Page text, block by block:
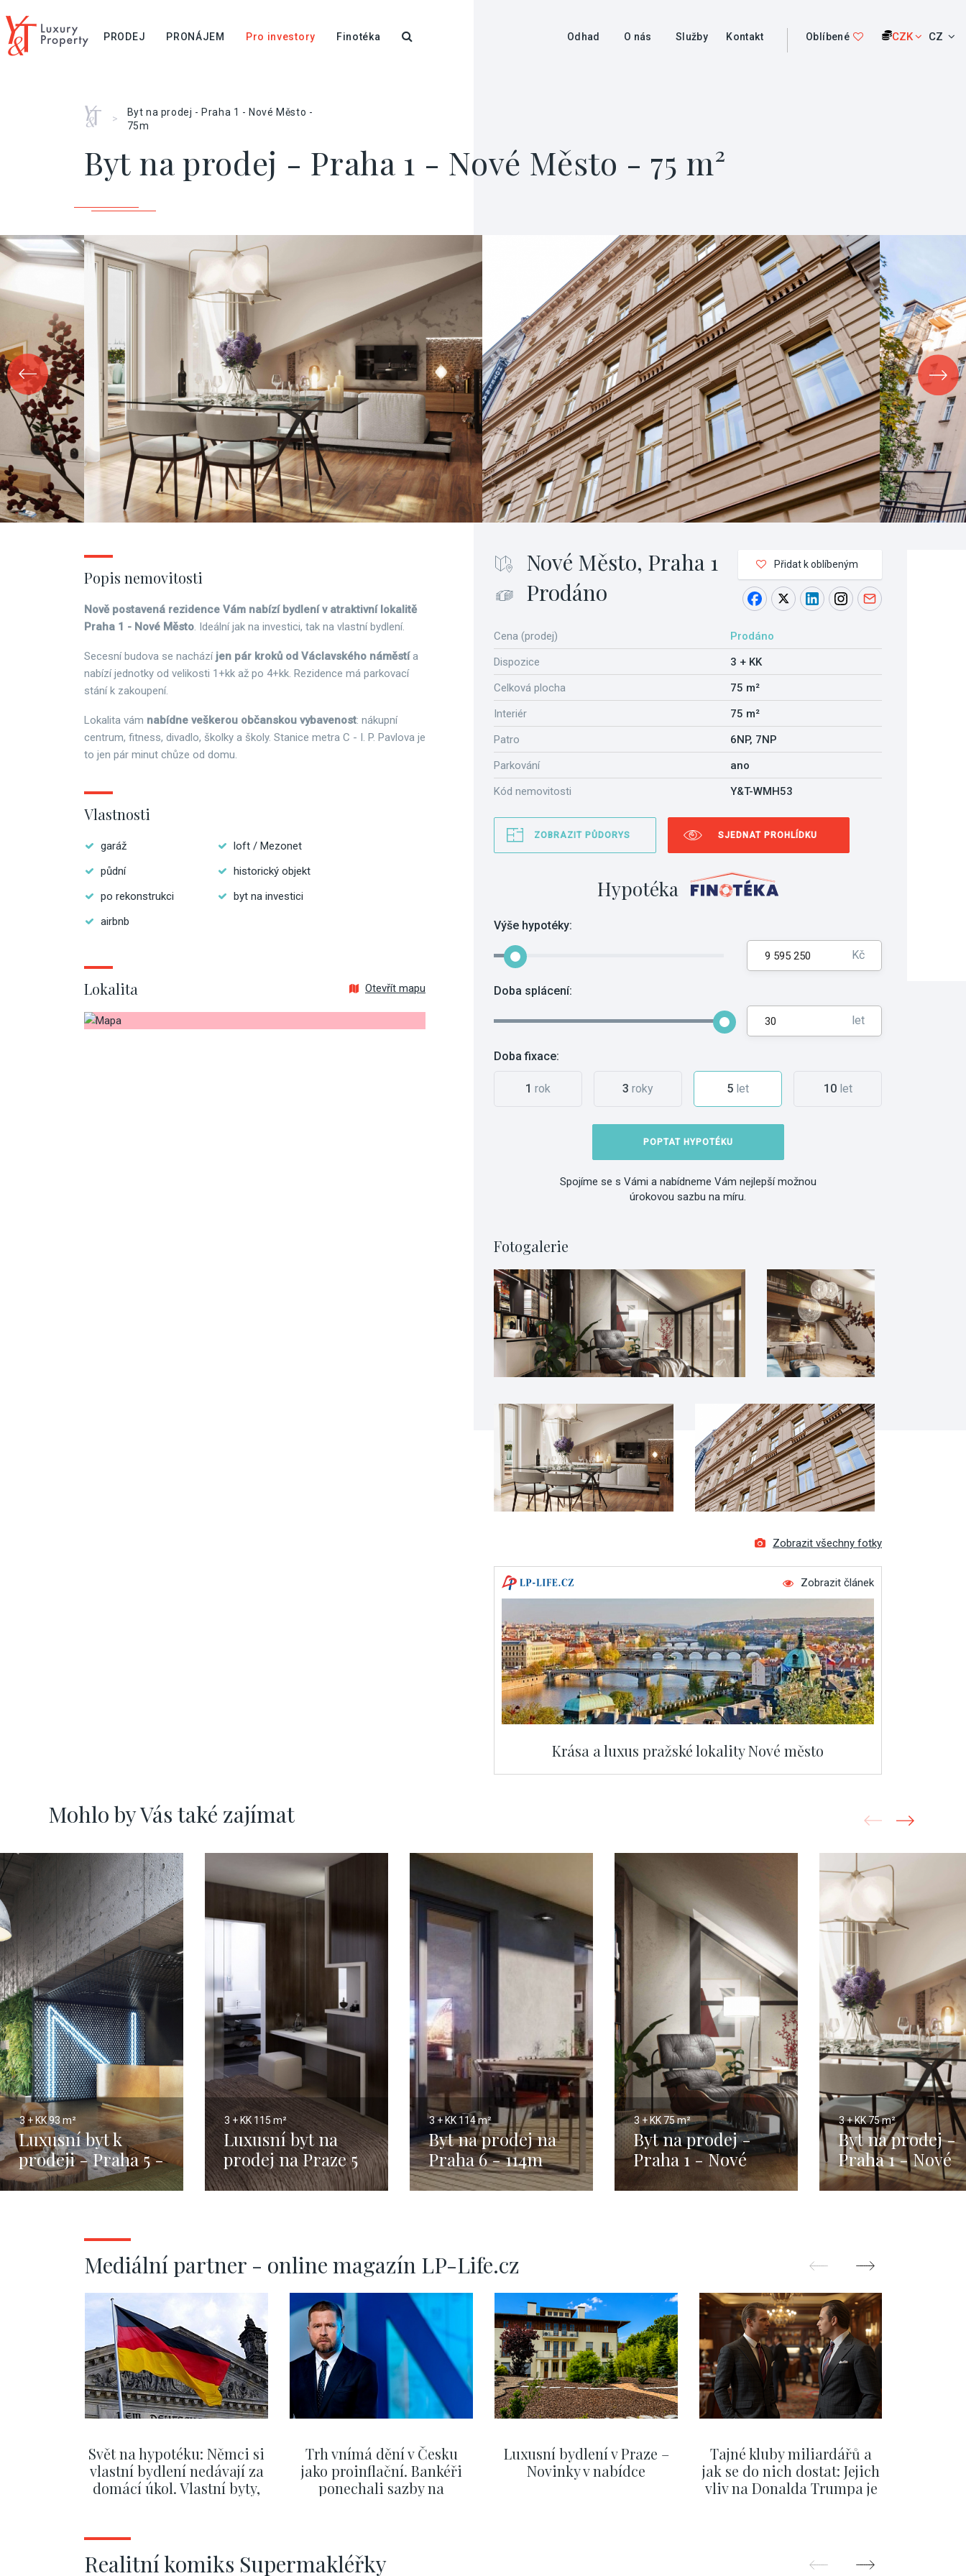
PRODEJ PRONÁJEM Pro investory Finotéka Odhad O nás Služby Kontakt Oblíbené CZK CZ
Home
>
Byt na prodej - Praha 1 - Nové Město -
75m
Byt na prodej - Praha 1 - Nové Město - 75 m²
Nové Město, Praha 1
Prodáno
Přidat k oblíbeným
Cena (prodej)
Prodáno
Dispozice
3 + KK
Celková plocha
75 m²
Interiér
75 m²
Patro
6NP, 7NP
Parkování
ano
Kód nemovitosti
Y&T-WMH53
ZOBRAZIT PŮDORYS SJEDNAT PROHLÍDKU
Hypotéka
Výše hypotéky:
Kč
Doba splácení:
let
Doba fixace:
1 rok 3 roky 5 let 10let
POPTAT HYPOTÉKU
Spojíme se s Vámi a nabídneme Vám nejlepší možnou
úrokovou sazbu na míru.
Fotogalerie
Zobrazit všechny fotky
Zobrazit článek
Krása a luxus pražské lokality Nové město
Popis nemovitosti
Nově postavená rezidence Vám nabízí bydlení v atraktivní lokalitě
Praha 1 - Nové Město. Ideální jak na investici, tak na vlastní bydlení.
Secesní budova se nacházíjen pár kroků od Václavského náměstía
nabízí jednotky od velikosti 1+kk až po 4+kk. Rezidence má parkovací
stání k zakoupení.
Lokalita vám nabídne veškerou občanskou vybavenost: nákupní
centrum, fitness, divadlo, školky a školy. Stanice metra C - I. P. Pavlova je
to jen pár minut chůze od domu.
Vlastnosti
garáž
loft / Mezonet
půdní
historický objekt
po rekonstrukci
byt na investici
airbnb
Lokalita Otevřít mapu
Mohlo by Vás také zajímat
3 + KK93 m²
Luxusní byt k
prodeji - Praha 5 -
93m
3 + KK115 m²
Luxusní byt na
prodej na Praze 5
-115m
3 + KK 114 m²
Byt na prodej na
Praha 6 - 114m
3 + KK 75 m²
Byt na prodej -
Praha 1 - Nové
Město - 75m
3 + KK75 m²
Byt na prodej -
Praha 1 - Nové
Město - 75m
Mediální partner - online magazín LP-Life.cz
Svět na hypotéku: Němci si
vlastní bydlení nedávají za
domácí úkol. Vlastní byty,
Trh vnímá dění v Česku
jako proinflační. Bankéři
ponechali sazby na
Luxusní bydlení v Praze –
Novinky v nabídce
Tajné kluby miliardářů a
jak se do nich dostat: Jejich
vliv na Donalda Trumpa je
Realitní komiks Supermakléřky